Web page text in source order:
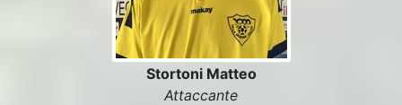
Stortoni Matteo
Attaccante